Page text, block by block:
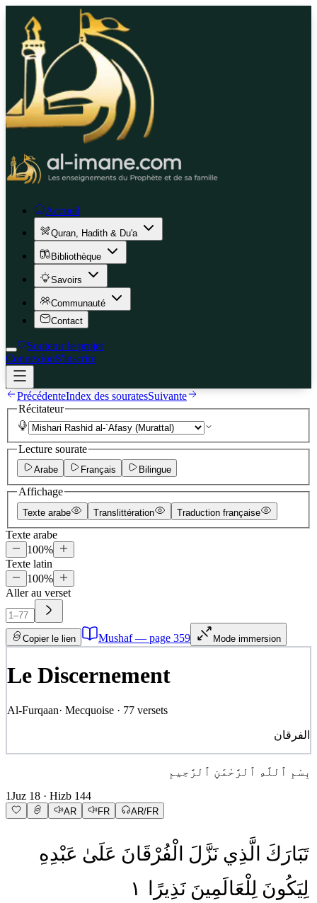
Accueil
Quran, Hadith & Du'a
Bibliothèque
Savoirs
Communauté
Contact
Soutenir le projet
ConnexionS'inscrire
PrécédenteIndex des souratesSuivante
Récitateur
Lecture sourate
Arabe Français Bilingue
Affichage
Texte arabe Translittération Traduction française
Texte arabe
100%
Texte latin
100%
Aller au verset
Copier le lien Mushaf — page 359 Mode immersion
Le Discernement
Al-Furqaan· Mecquoise · 77 versets
الفرقان
بِسْمِ ٱللَّهِ ٱلرَّحْمَٰنِ ٱلرَّحِيمِ
1Juz 18 · Hizb 144
AR FR AR/FR
تَبَارَكَ الَّذِي نَزَّلَ الْفُرْقَانَ عَلَىٰ عَبْدِهِ
لِيَكُونَ لِلْعَالَمِينَ نَذِيرًا ١